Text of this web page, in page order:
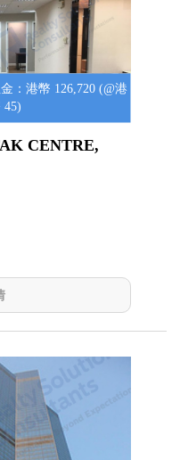
：港幣 126,720 (@港
45)
CENTRE,